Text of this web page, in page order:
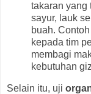
takaran yang
sayur, lauk
buah.
kepada tim
membagi
kebutuhan
Selain itu, uji